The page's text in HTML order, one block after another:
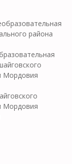
района
Мордовия
Мордовия